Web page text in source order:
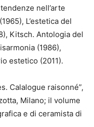
nell’arte
L’estetica del
Kitsch. Antologia del
(1986),
estetico (2011).
Calalogue raisonné”,
Milano; il volume
e di ceramista di